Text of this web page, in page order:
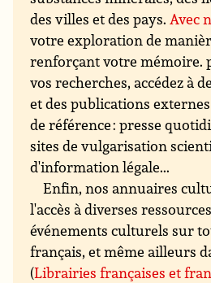
des villes et des pays. Avec
votre exploration de
renforçant votre mémoire.
vos recherches, accédez à
et des publications
de référence : presse
sites de vulgarisation
d'information légale...
Enfin, nos annuaires
l'accès à diverses
événements culturels sur
français, et même ailleurs
(Librairies françaises et